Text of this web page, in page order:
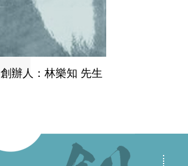
創辦人：林樂知 先生